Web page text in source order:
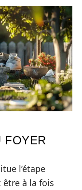
FOYER
l’étape
à la fois